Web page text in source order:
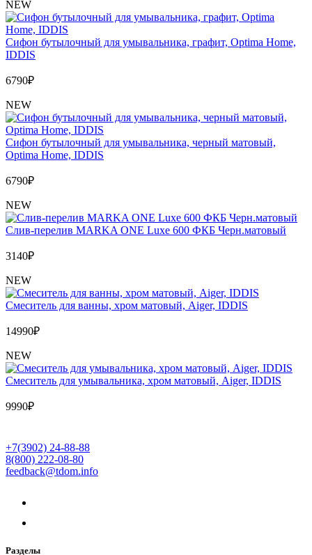
NEW
Сифон бутылочный для умывальника, графит, Optima Home,
IDDIS
6790₽
NEW
Сифон бутылочный для умывальника, черный матовый,
Optima Home, IDDIS
6790₽
NEW
Слив-перелив MARKA ONE Luxe 600 ФКБ Черн.матовый
3140₽
NEW
Cмеситель для ванны, хром матовый, Aiger, IDDIS
14990₽
NEW
Cмеситель для умывальника, хром матовый, Aiger, IDDIS
9990₽
+7(3902) 24-88-88
8(800) 222-08-80
feedback@tdom.info
Разделы